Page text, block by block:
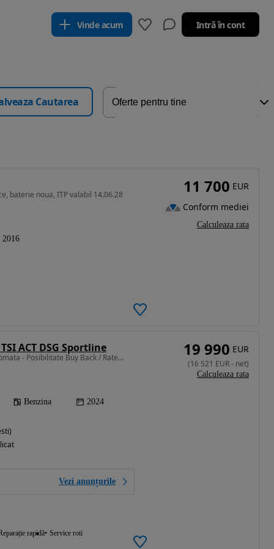
Vinde acum Intră în cont
Cautarea
baterie noua, ITP valabil 14.06.28
2016
11 700 EUR
Conform mediei
Calculeaza rata
ACT DSG Sportline
1498 cm3 • 150 CP • Automata - Posibilitate Buy Back / Rate Avans 0% / Garantie 36 Luni
Benzina 2024
Vezi anunțurile
rapidă Service roti
19 990 EUR
(16 521 EUR- net)
Calculeaza rata